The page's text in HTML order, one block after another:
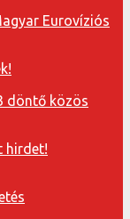
Eurovíziós
döntő közös
hirdet!